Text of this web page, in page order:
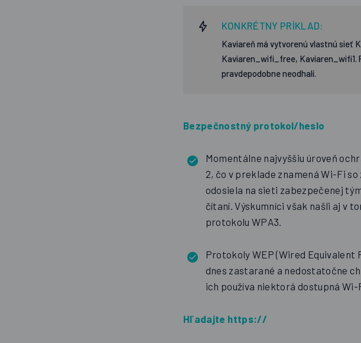
KONKRÉTNY PRÍKLAD:
Kaviareň má vytvorenú vlastnú sieť
Kaviaren_wifi_free, Kaviaren_wifi1.
pravdepodobne neodhalí.
Bezpečnostný protokol/heslo
Momentálne najvyššiu úroveň
2, čo v preklade znamená Wi-Fi
odosiela na sieti zabezpečenej
čítaní. Výskumníci však našli aj v
protokolu WPA3.
Protokoly WEP (Wired Equivalent
dnes zastarané a nedostatočne
ich používa niektorá dostupná Wi-
Hľadajte https://